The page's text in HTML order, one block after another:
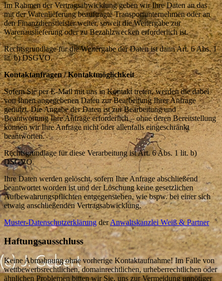
Im Rahmen der Vertragsabwicklung geben wir Ihre Daten an das
mit der Warenlieferung beauftragte Transportunternehmen oder an
den Finanzdienstleister weiter, soweit die Weitergabe zur
Warenauslieferung oder zu Bezahlzwecken erforderlich ist.
Rechtsgrundlage für die Weitergabe der Daten ist dann Art. 6 Abs. 1
lit. b) DSGVO.
Kontaktanfragen / Kontaktmöglichkeit
Sofern Sie per E-Mail mit uns in Kontakt treten, werden die dabei
von Ihnen angegebenen Daten zur Bearbeitung Ihrer Anfrage
genutzt. Die Angabe der Daten ist zur Bearbeitung und
Beantwortung Ihre Anfrage erforderlich – ohne deren Bereitstellung
können wir Ihre Anfrage nicht oder allenfalls eingeschränkt
beantworten.
Rechtsgrundlage für diese Verarbeitung ist Art. 6 Abs. 1 lit. b)
DSGVO.
Ihre Daten werden gelöscht, sofern Ihre Anfrage abschließend
beantwortet worden ist und der Löschung keine gesetzlichen
Aufbewahrungspflichten entgegenstehen, wie bspw. bei einer sich
etwaig anschließenden Vertragsabwicklung.
Muster-DatenschutzerklärungderAnwaltskanzlei Weiß & Partner
Haftungsausschluss
Keine Abmahnung ohne vorherige Kontaktaufnahme! Im Falle von
wettbewerbsrechtlichen, domainrechtlichen, urheberrechtlichen oder
ähnlichen Problemen bitten wir Sie, uns zur Vermeidung unnötiger